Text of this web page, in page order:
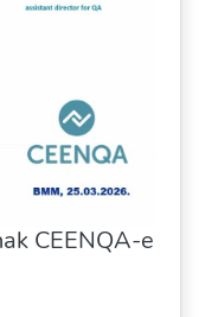
CEENQA-e